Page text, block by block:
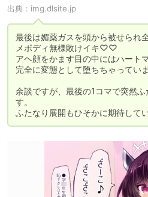
出典： img.dlsite.jp
最後は媚薬ガスを頭から被せられ
メボディ無様敗けイキ♡♡
アヘ顔をかます目の中にはハート
完全に変態として堕ちちゃってい
余談ですが、最後の1コマで突然
す。
ふたなり展開もひそかに期待して